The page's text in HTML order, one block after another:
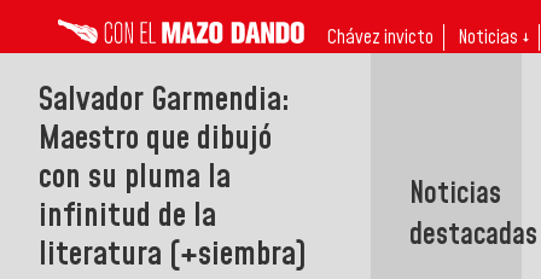
Chávez invicto Noticias ↓
Salvador Garmendia:
Maestro que dibujó
con su pluma la
infinitud de la
literatura (+siembra)
Noticias
destacadas